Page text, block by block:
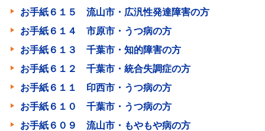
お手紙６１５ 流山市・広汎性発達障害の方
お手紙６１４ 市原市・うつ病の方
お手紙６１３ 千葉市・知的障害の方
お手紙６１２ 千葉市・統合失調症の方
お手紙６１１ 印西市・うつ病の方
お手紙６１０ 千葉市・うつ病の方
お手紙６０９ 流山市・もやもや病の方